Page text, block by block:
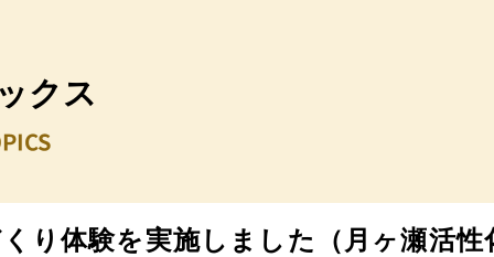
クス
り体験を実施しました（月ヶ瀬活性